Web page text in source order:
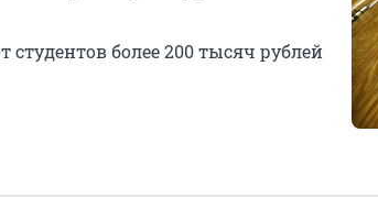
студентов более 200 тысяч рублей